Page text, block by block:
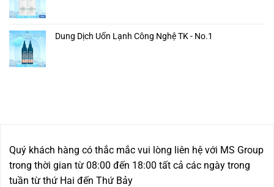
Dung Dịch Uốn Lạnh Công Nghệ TK - No.1
Quý khách hàng có thắc mắc vui lòng liên hệ với MS Group
trong thời gian từ 08:00 đến 18:00 tất cả các ngày trong
tuần từ thứ Hai đến Thứ Bảy